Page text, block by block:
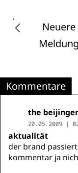
Neuere
Meldung
Kommentare
the beijinger
20.05.2009 |
aktualität
der brand
kommentar ja